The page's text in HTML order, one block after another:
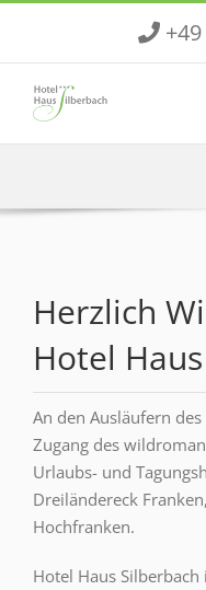
springen
+49
Herzlich
Hotel
An den Ausläufern
Zugang des
Urlaubs- und
Dreiländereck
Hochfranken.
Hotel Haus Silberbach